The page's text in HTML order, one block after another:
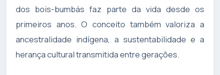
dos bois-bumbás faz parte da vida desde os
primeiros anos. O conceito também valoriza a
ancestralidade indígena, a sustentabilidade e a
herança cultural transmitida entre gerações.